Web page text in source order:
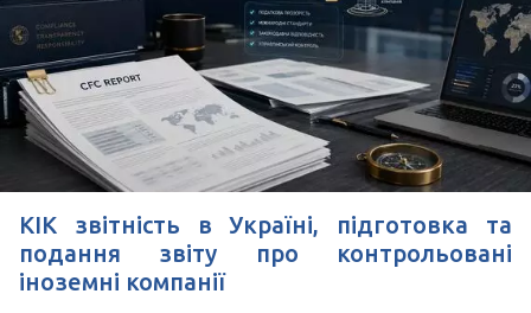
КІК звітність в Україні, підготовка та
подання звіту про контрольовані
іноземні компанії